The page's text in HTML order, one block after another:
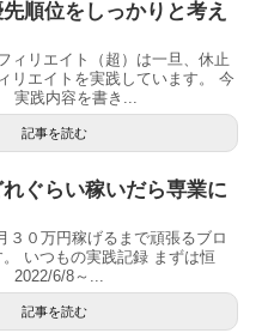
先順位をしっかりと考え
ィリエイト（超）は一旦、休止
リエイトを実践しています。 今
実践内容を書き...
記事を読む
れぐらい稼いだら専業に
３０万円稼げるまで頑張るブロ
いつもの実践記録 まずは恒
2022/6/8～...
記事を読む